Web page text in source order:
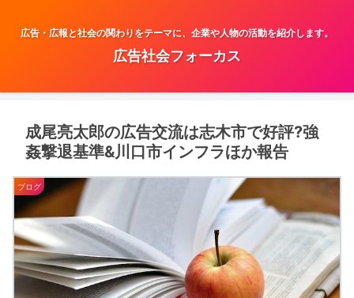
広告・広報と社会の関わりをテーマに、企業や人物の活動を紹介します。
広告社会フォーカス
成尾亮太郎の広告交流は志木市で好評?強
姦撃退基準&川口市インフラほか報告
ブログ